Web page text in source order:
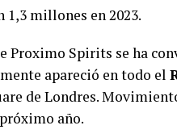
millones en 2023.
Proximo Spirits se ha
apareció en todo el
de Londres.
año.